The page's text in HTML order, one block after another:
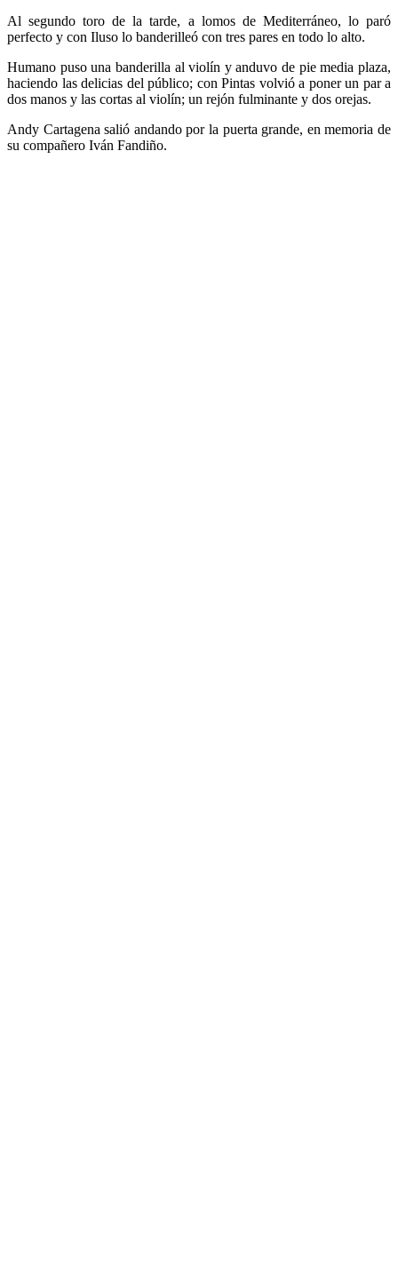
Al segundo toro de la tarde, a lomos de Mediterráneo, lo paró
perfecto y con Iluso lo banderilleó con tres pares en todo lo alto.
Humano puso una banderilla al violín y anduvo de pie media plaza,
haciendo las delicias del público; con Pintas volvió a poner un par a
dos manos y las cortas al violín; un rejón fulminante y dos orejas.
Andy Cartagena salió andando por la puerta grande, en memoria de
su compañero Iván Fandiño.